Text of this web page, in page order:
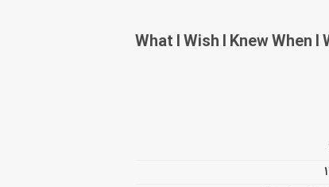
What I Wish I Knew When I